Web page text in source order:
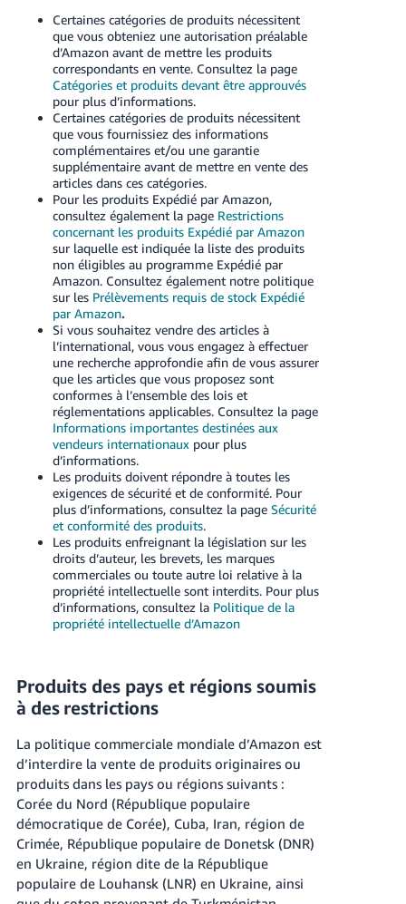
Certaines catégories de produits nécessitent
que vous obteniez une autorisation préalable
d’Amazon avant de mettre les produits
correspondants en vente. Consultez la page
Catégories et produits devant être approuvés
pour plus d’informations.
Certaines catégories de produits nécessitent
que vous fournissiez des informations
complémentaires et/ou une garantie
supplémentaire avant de mettre en vente des
articles dans ces catégories.
Pour les produits Expédié par Amazon,
consultez également la page Restrictions
concernant les produits Expédié par Amazon
sur laquelle est indiquée la liste des produits
non éligibles au programme Expédié par
Amazon. Consultez également notre politique
sur les Prélèvements requis de stock Expédié
par Amazon.
Si vous souhaitez vendre des articles à
l’international, vous vous engagez à effectuer
une recherche approfondie afin de vous assurer
que les articles que vous proposez sont
conformes à l’ensemble des lois et
réglementations applicables. Consultez la page
Informations importantes destinées aux
vendeurs internationauxpour plus
d’informations.
Les produits doivent répondre à toutes les
exigences de sécurité et de conformité. Pour
plus d’informations, consultez la page Sécurité
et conformité des produits.
Les produits enfreignant la législation sur les
droits d’auteur, les brevets, les marques
commerciales ou toute autre loi relative à la
propriété intellectuelle sont interdits. Pour plus
d’informations, consultez la Politique de la
propriété intellectuelle d’Amazon
Produits des pays et régions soumis
à des restrictions
La politique commerciale mondiale d’Amazon est
d’interdire la vente de produits originaires ou
produits dans les pays ou régions suivants :
Corée du Nord (République populaire
démocratique de Corée), Cuba, Iran, région de
Crimée, République populaire de Donetsk (DNR)
en Ukraine, région dite de la République
populaire de Louhansk (LNR) en Ukraine, ainsi